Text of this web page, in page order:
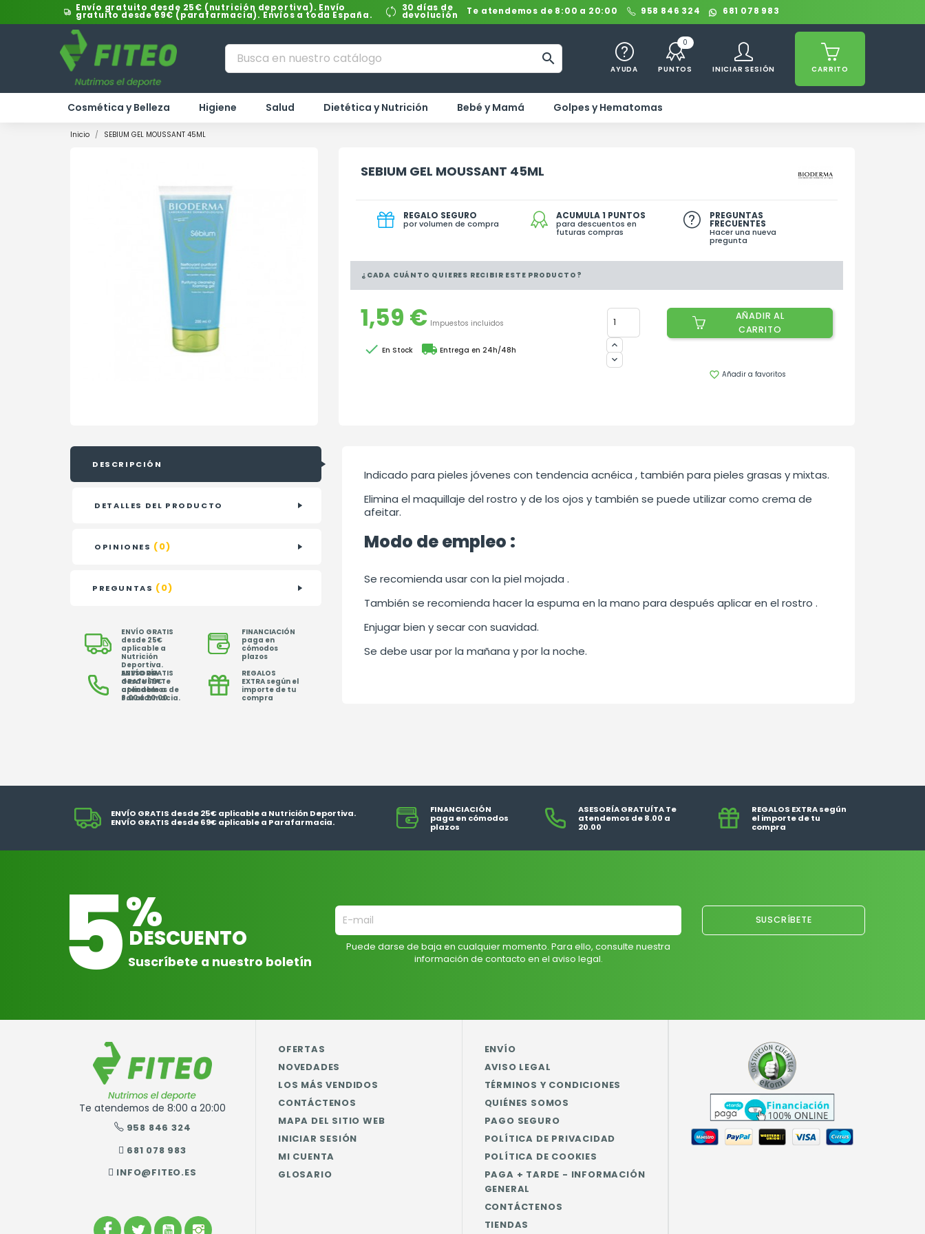
Envío gratuito desde 25€ (nutrición deportiva). Envío
gratuito desde 69€ (parafarmacia). Envíos a toda España.
30 días de
devolución Te atendemos de 8:00 a 20:00 958 846 324 681 078 983

AYUDA
0
PUNTOS INICIAR SESIÓN CARRITO
Cosmética y Belleza Higiene Salud Dietética y Nutrición Bebé y Mamá Golpes y Hematomas
Inicio SEBIUM GEL MOUSSANT 45ML
SEBIUM GEL MOUSSANT 45ML
REGALO SEGURO
por volumen de compra
ACUMULA 1 PUNTOS
para descuentos en
futuras compras
PREGUNTAS
FRECUENTES
Hacer una nueva
pregunta
¿CADA CUÁNTO QUIERES RECIBIR ESTE PRODUCTO?
1,59 € Impuestos incluidos
 En Stock local_shipping Entrega en 24h/48h
AÑADIR AL
CARRITO
 Añadir a favoritos
DESCRIPCIÓN
DETALLES DEL PRODUCTO
OPINIONES (0)
PREGUNTAS (0)
ENVÍO GRATIS
desde 25€
aplicable a
Nutrición
Deportiva.
ENVÍO GRATIS
desde 69€
aplicable a
Parafarmacia.
FINANCIACIÓN
paga en
cómodos
plazos
ASESORÍA
GRATUÍTA Te
atendemos de
8.00 a 20.00
REGALOS
EXTRA según el
importe de tu
compra
Indicado para pieles jóvenes con tendencia acnéica , también para pieles grasas y mixtas.
Elimina el maquillaje del rostro y de los ojos y también se puede utilizar como crema de
afeitar.
Modo de empleo :
Se recomienda usar con la piel mojada .
También se recomienda hacer la espuma en la mano para después aplicar en el rostro .
Enjugar bien y secar con suavidad.
Se debe usar por la mañana y por la noche.
ENVÍO GRATIS desde 25€ aplicable a Nutrición Deportiva.
ENVÍO GRATIS desde 69€ aplicable a Parafarmacia.
FINANCIACIÓN
paga en cómodos
plazos
ASESORÍA GRATUÍTA Te
atendemos de 8.00 a
20.00
REGALOS EXTRA según
el importe de tu
compra
5%
DESCUENTO
Suscríbete a nuestro boletín
Puede darse de baja en cualquier momento. Para ello, consulte nuestra
información de contacto en el aviso legal.
Te atendemos de 8:00 a 20:00
958 846 324
681 078 983
INFO@FITEO.ES
FACEBOOK
TWITTERYOUTUBEINSTAGRAM
OFERTAS
NOVEDADES
LOS MÁS VENDIDOS
CONTÁCTENOS
MAPA DEL SITIO WEB
INICIAR SESIÓN
MI CUENTA
GLOSARIO
ENVÍO
AVISO LEGAL
TÉRMINOS Y CONDICIONES
QUIÉNES SOMOS
PAGO SEGURO
POLÍTICA DE PRIVACIDAD
POLÍTICA DE COOKIES
PAGA + TARDE - INFORMACIÓN
GENERAL
CONTÁCTENOS
TIENDAS